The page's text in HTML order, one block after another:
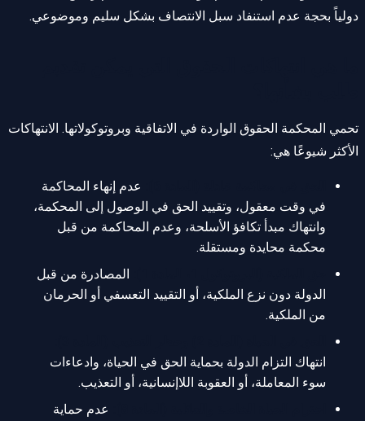
دولياً بحجة عدم استنفاد سبل الانتصاف بشكل سليم وموضوعي.
تحمي المحكمة الحقوق الواردة في الاتفاقية وبروتوكولاتها. الانتهاكات
الأكثر شيوعًا هي:
عدم إنهاء المحاكمة
في وقت معقول، وتقييد الحق في الوصول إلى المحكمة،
وانتهاك مبدأ تكافؤ الأسلحة، وعدم المحاكمة من قبل
محكمة محايدة ومستقلة.
المصادرة من قبل
الدولة دون نزع الملكية، أو التقييد التعسفي أو الحرمان
من الملكية.
انتهاك التزام الدولة بحماية الحق في الحياة، وادعاءات
سوء المعاملة، أو العقوبة اللاإنسانية، أو التعذيب.
عدم حماية